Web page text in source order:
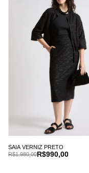
SAIA VERNIZ PRETO
R$990,00
R$1.980,00